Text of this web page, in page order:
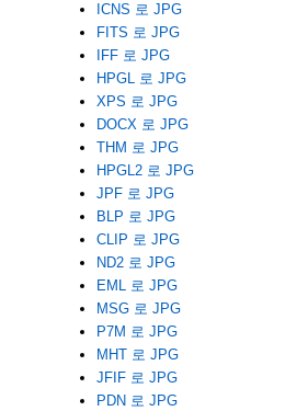
ICNS 로 JPG
FITS 로 JPG
IFF 로 JPG
HPGL 로 JPG
XPS 로 JPG
DOCX 로 JPG
THM 로 JPG
HPGL2 로 JPG
JPF 로 JPG
BLP 로 JPG
CLIP 로 JPG
ND2 로 JPG
EML 로 JPG
MSG 로 JPG
P7M 로 JPG
MHT 로 JPG
JFIF 로 JPG
PDN 로 JPG